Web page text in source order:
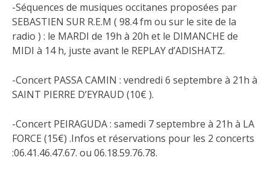
-Séquences de musiques occitanes proposées par
SEBASTIEN SUR R.E.M ( 98.4 fm ou sur le site de la
radio ) : le MARDI de 19h à 20h et le DIMANCHE de
MIDI à 14 h, juste avant le REPLAY d’ADISHATZ.
-Concert PASSA CAMIN : vendredi 6 septembre à 21h à
SAINT PIERRE D’EYRAUD (10€ ).
-Concert PEIRAGUDA : samedi 7 septembre à 21h à LA
FORCE (15€) .Infos et réservations pour les 2 concerts
:06.41.46.47.67. ou 06.18.59.76.78.